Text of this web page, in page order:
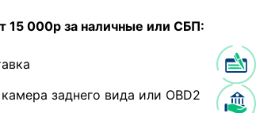
15 000р за наличные или СБП:
заднего вида или OBD2